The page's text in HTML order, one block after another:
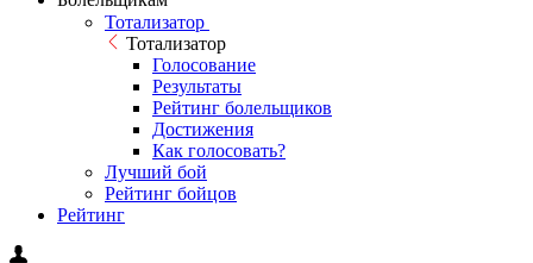
Тотализатор
Тотализатор
Голосование
Результаты
Рейтинг болельщиков
Достижения
Как голосовать?
Лучший бой
Рейтинг бойцов
Рейтинг